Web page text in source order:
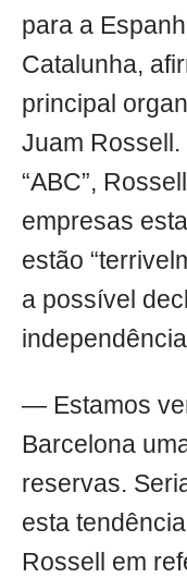
para a
Catalunha,
principal
Juam
“ABC”,
empresas
estão
a possível
— Estamos
Barcelona
reservas.
esta
Rossell em